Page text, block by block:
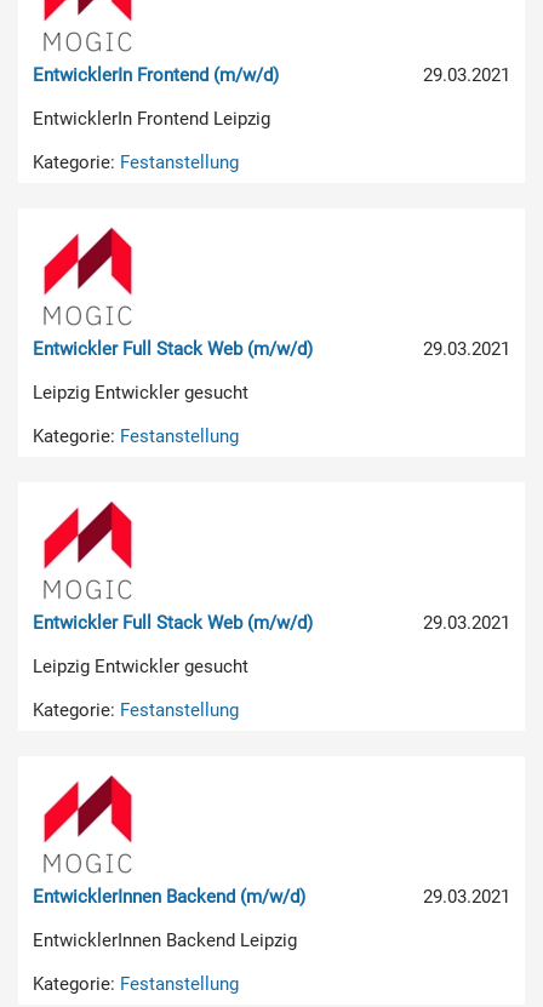
29.03.2021
EntwicklerIn Frontend (m/w/d)
EntwicklerIn Frontend Leipzig
Kategorie: Festanstellung
29.03.2021
Entwickler Full Stack Web (m/w/d)
Leipzig Entwickler gesucht
Kategorie: Festanstellung
29.03.2021
Entwickler Full Stack Web (m/w/d)
Leipzig Entwickler gesucht
Kategorie: Festanstellung
29.03.2021
EntwicklerInnen Backend (m/w/d)
EntwicklerInnen Backend Leipzig
Kategorie: Festanstellung